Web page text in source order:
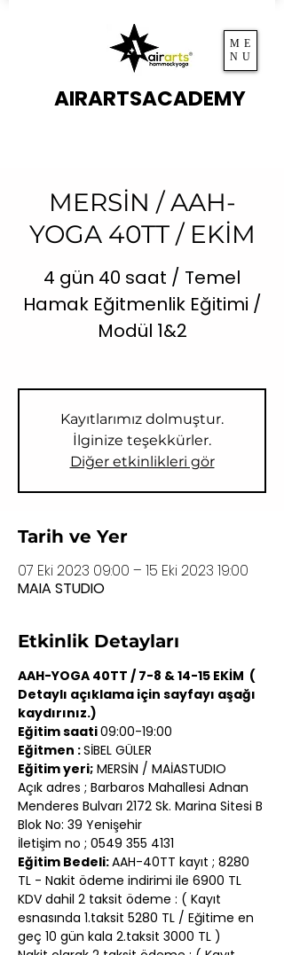
ME
NU
AIRARTSACADEMY
MERSİN / AAH-
YOGA 40TT / EKİM
4 gün 40 saat / Temel
Hamak Eğitmenlik Eğitimi /
Modül 1&2
Kayıtlarımız dolmuştur.
İlginize teşekkürler.
Diğer etkinlikleri gör
Tarih ve Yer
07 Eki 2023 09:00 – 15 Eki 2023 19:00
MAIA STUDIO
Etkinlik Detayları
AAH-YOGA 40TT / 7-8 & 14-15 EKİM  (
Detaylı açıklama için sayfayı aşağı
kaydırınız.)
Eğitim saati 09:00-19:00
Eğitmen : SİBEL GÜLER
Eğitim yeri; MERSİN / MAİASTUDIO
Açık adres ; Barbaros Mahallesi Adnan
Menderes Bulvarı 2172 Sk. Marina Sitesi B
Blok No: 39 Yenişehir
İletişim no ; 0549 355 4131
Eğitim Bedeli: AAH-40TT kayıt ; 8280
TL - Nakit ödeme indirimi ile 6900 TL
KDV dahil 2 taksit ödeme : ( Kayıt
esnasında 1.taksit 5280 TL / Eğitime en
geç 10 gün kala 2.taksit 3000 TL )